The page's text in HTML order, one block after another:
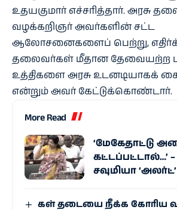
உதயகுமார் எச்சரித்தார். அரசு
வழக்கறிஞர் அவர்களின் சட்ட
ஆலோசனைகளைப் பெற்று,
தலைவர்கள் மீதான தேவையற்ற
உத்திகளை அரசு உடனடியாகக்
என்றும் அவர் கேட்டுக்கொண்டார்.
More Read
‘மேகேதாட்டு
கட்டப்பட்டால்…’
சவுமியா
கள் தடையை நீக்க கோரிய